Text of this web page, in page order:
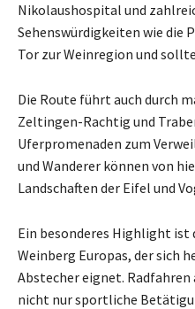
Nikolaushospital und
Sehenswürdigkeiten wie die
Tor zur Weinregion und
Die Route führt auch durch
Zeltingen-Rachtig und
Uferpromenaden zum
und Wanderer können von
Landschaften der Eifel und
Ein besonderes Highlight
Weinberg Europas, der sich
Abstecher eignet.
nicht nur sportliche